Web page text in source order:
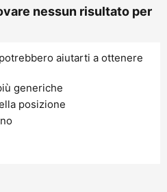
nessun risultato per
aiutarti a ottenere
generiche
posizione